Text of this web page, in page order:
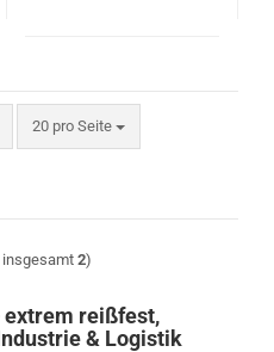
20 pro Seite
pro Seite
insgesamt2)
extrem reißfest,
& Logistik